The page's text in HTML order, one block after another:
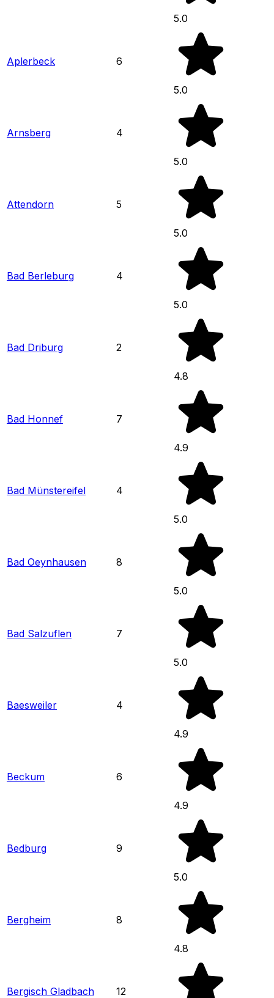
5.0
Aplerbeck 6
5.0
Arnsberg 4
5.0
Attendorn 5
5.0
Bad Berleburg 4
5.0
Bad Driburg 2
4.8
Bad Honnef 7
4.9
Bad Münstereifel 4
5.0
Bad Oeynhausen 8
5.0
Bad Salzuflen 7
5.0
Baesweiler 4
4.9
Beckum 6
4.9
Bedburg 9
5.0
Bergheim 8
4.8
Bergisch Gladbach 12